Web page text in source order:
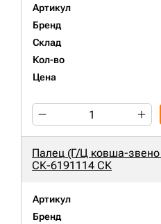
Артикул
Бренд
Склад
Кол-во
Цена
Палец (Г/Ц ковша-звено
СК-6191114 СК
Артикул
Бренд